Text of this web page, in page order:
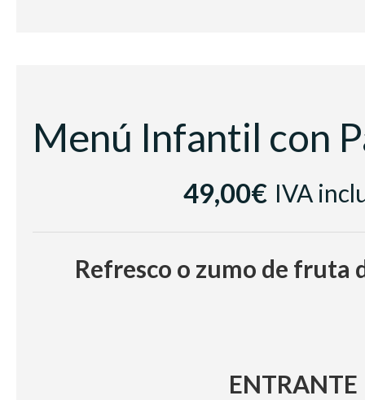
49,00€ IVA
Refresco o zumo de fruta
ENTRANTE